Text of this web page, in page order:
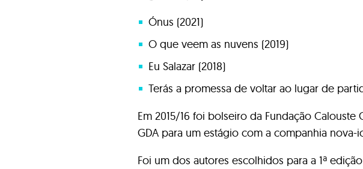
Ónus (2021)
O que veem as nuvens (2019)
Eu Salazar (2018)
Terás a promessa de voltar ao lugar de
Em 2015/16 foi bolseiro da Fundação Calouste
GDA para um estágio com a companhia nova-
Foi um dos autores escolhidos para a 1ª